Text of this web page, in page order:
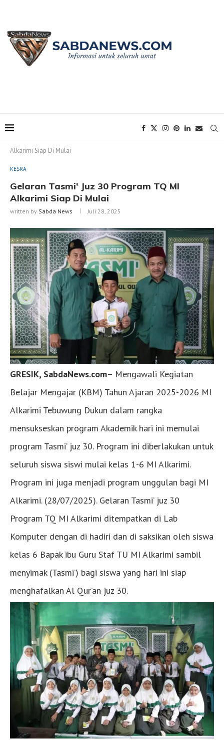
Alkarimi Siap Di Mulai
KESRA
Gelaran Tasmi’ Juz 30 Program TQ MI
Alkarimi Siap Di Mulai
written by Sabda News Juli 28, 2025
GRESIK, SabdaNews.com– Mengawali Kegiatan
Belajar Mengajar (KBM) Tahun Ajaran 2025-2026 MI
Alkarimi Tebuwung Dukun dalam rangka
mensukseskan program Akademik hari ini memulai
program Tasmi’ juz 30. Program ini diberlakukan untuk
seluruh siswa siswi mulai kelas 1-6 MI Alkarimi.
Program ini juga menjadi program unggulan bagi MI
Alkarimi. (28/07/2025). Gelaran Tasmi’ juz 30
Program TQ MI Alkarimi ditempatkan di Lab
Komputer dengan di hadiri dan di saksikan oleh siswa
kelas 6 Bapak ibu Guru Staf TU MI Alkarimi sambil
menyimak (Tasmi’) bagi siswa yang hari ini siap
menghafalkan Al Qur’an juz 30.